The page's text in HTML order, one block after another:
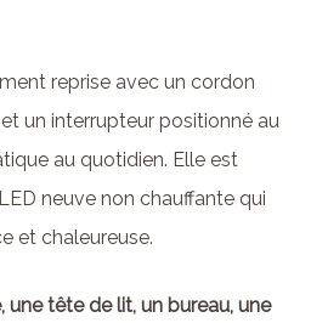
reprise avec un cordon
un interrupteur positionné au
au quotidien. Elle est
neuve non chauffante qui
et chaleureuse.
une tête de lit, un bureau, une